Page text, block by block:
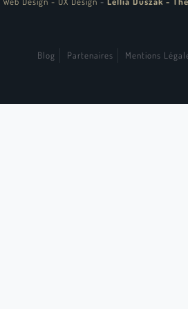
Blog Partenaires Mentions